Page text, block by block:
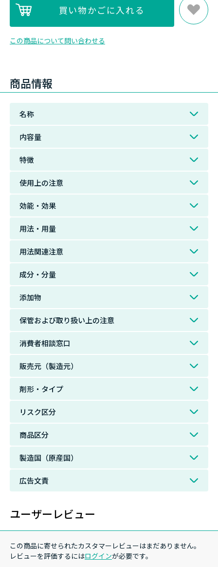
この商品について問い合わせる
商品情報
名称
内容量
特徴
使用上の注意
効能・効果
用法・用量
用法関連注意
成分・分量
添加物
保管および取り扱い上の注意
消費者相談窓口
販売元（製造元）
剤形・タイプ
リスク区分
商品区分
製造国（原産国）
広告文責
ユーザーレビュー
この商品に寄せられたカスタマーレビューはまだありません。
レビューを評価するにはログインが必要です。